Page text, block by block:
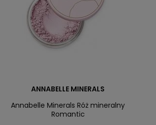
ANNABELLE MINERALS
Annabelle Minerals Róż mineralny
Romantic